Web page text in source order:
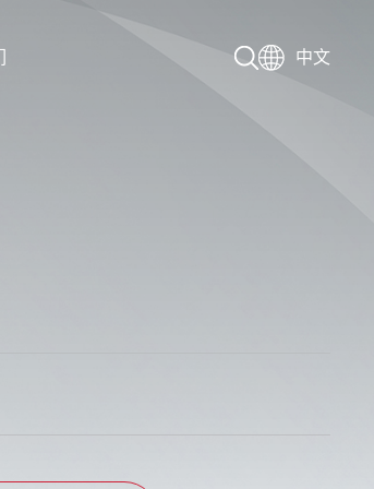
中文